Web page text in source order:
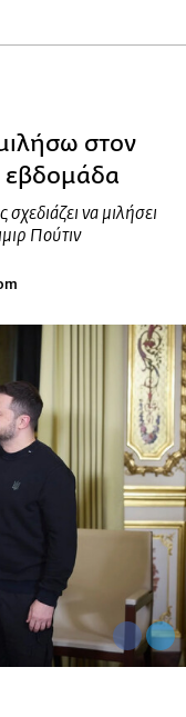
στον
εβδομάδα
να μιλήσει
Πούτιν